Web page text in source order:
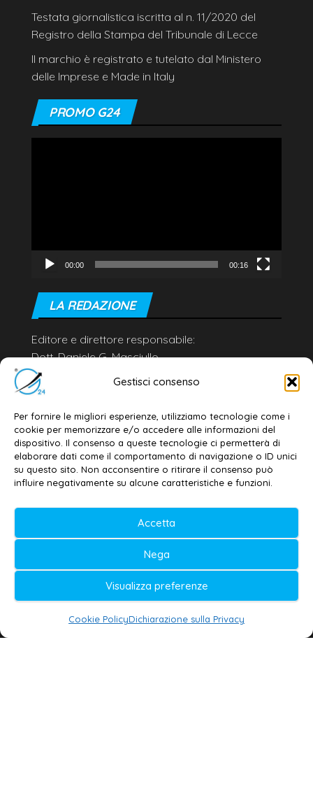
Gestisci consenso
Per fornire le migliori esperienze, utilizziamo tecnologie come i
cookie per memorizzare e/o accedere alle informazioni del
dispositivo. Il consenso a queste tecnologie ci permetterà di
elaborare dati come il comportamento di navigazione o ID unici
su questo sito. Non acconsentire o ritirare il consenso può
influire negativamente su alcune caratteristiche e funzioni.
Accetta
Nega
Visualizza preferenze
Cookie PolicyDichiarazione sulla Privacy
Testata giornalistica iscritta al n. 11/2020 del
Registro della Stampa del Tribunale di Lecce
Il marchio è registrato e tutelato dal Ministero
delle Imprese e Made in Italy
PROMO G24
00:00 00:16
LA REDAZIONE
Editore e direttore responsabile:
Dott. Daniele G. Masciullo
Email:
redazione@galatina24.it
Privacy policy–Cookie policy
© 2020-2026 | Galatina24 ®
Testata iscritta al n. 11/2020 Registro della
Stampa Tribunale di Lecce
Editore e direttore responsabile:
Daniele G. Masciullo
Galatina24 è marchio registrato dal Ministero
delle Imprese